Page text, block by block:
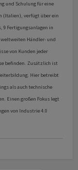
und Schulung für eine
(Italien), verfügt über ein
9 Fertigungsanlagen in
weltweiten Händler- und
von Kunden jeder
befinden. Zusätzlich ist
Hier betreibt
als auch technische
Einen großen Fokus legt
von Industrie 4.0